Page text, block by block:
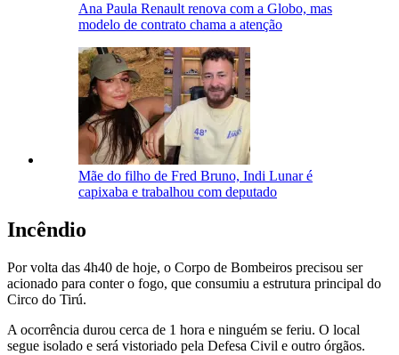
Ana Paula Renault renova com a Globo, mas
modelo de contrato chama a atenção
Mãe do filho de Fred Bruno, Indi Lunar é
capixaba e trabalhou com deputado
Incêndio
Por volta das 4h40 de hoje, o Corpo de Bombeiros precisou ser
acionado para conter o fogo, que consumiu a estrutura principal do
Circo do Tirú.
A ocorrência durou cerca de 1 hora e ninguém se feriu. O local
segue isolado e será vistoriado pela Defesa Civil e outro órgãos.